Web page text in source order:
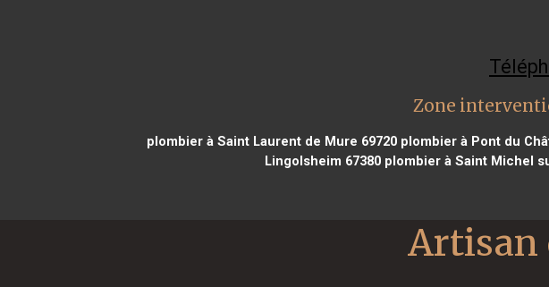
Zone
plombier à Saint Laurent de Mure 69720plombier à Pont du
Lingolsheim 67380 plombier à Saint Michel
Artisan